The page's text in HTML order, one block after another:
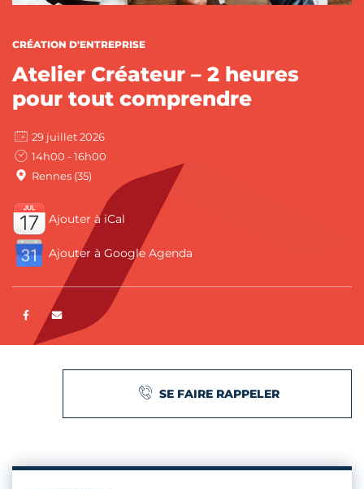
CATÉGORIES :
CRÉATION D'ENTREPRISE
Atelier Créateur – 2 heures
pour tout comprendre
29 juillet 2026
14h00 - 16h00
Rennes (35)
Ajouter à iCal
Ajouter à Google Agenda
Partager sur Facebook
ENVOYER PAR E-MAIL
SE FAIRE RAPPELER